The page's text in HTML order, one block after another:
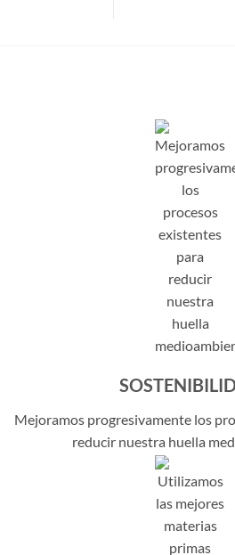
Mejoramos progresivamente los
reducir nuestra huella